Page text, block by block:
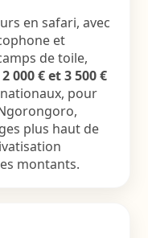
en safari, avec
et
de toile,
2 000 € et 3 500 €
pour
plus haut de
montants.